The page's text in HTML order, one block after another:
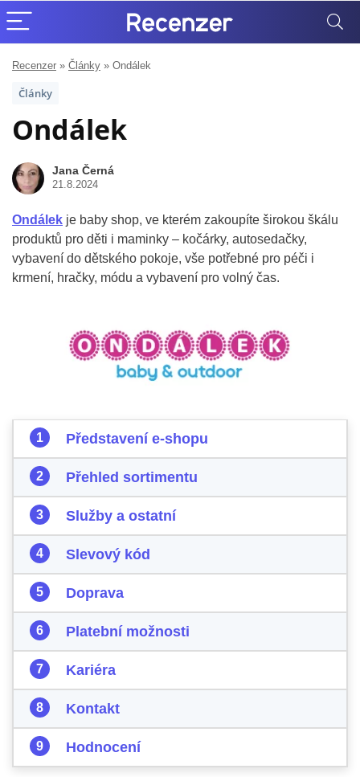
Recenzer » Články » Ondálek
Články
Ondálek
Jana Černá
21.8.2024
Ondálek je baby shop, ve kterém zakoupíte širokou škálu
produktů pro děti i maminky – kočárky, autosedačky,
vybavení do dětského pokoje, vše potřebné pro péči i
krmení, hračky, módu a vybavení pro volný čas.
Představení e-shopu
Přehled sortimentu
Služby a ostatní
Slevový kód
Doprava
Platební možnosti
Kariéra
Kontakt
Hodnocení